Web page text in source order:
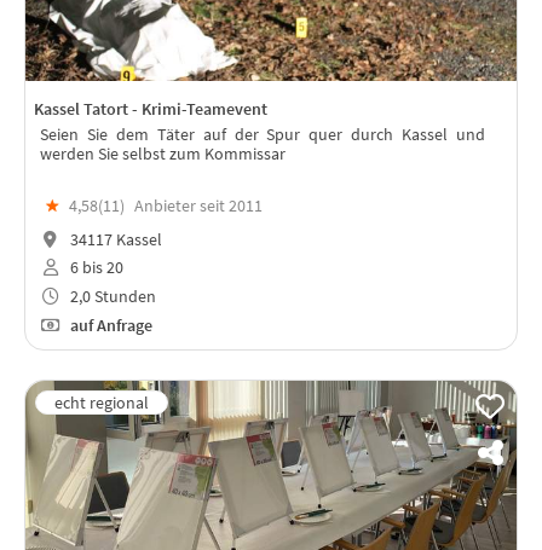
Kassel Tatort - Krimi-Teamevent
Seien Sie dem Täter auf der Spur quer durch Kassel und
werden Sie selbst zum Kommissar
★ 4,58(11) Anbieter seit 2011
34117 Kassel
6 bis 20
2,0 Stunden
auf Anfrage